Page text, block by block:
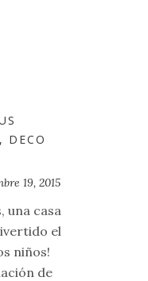
DECO
19, 2015
una casa
el
niños!
de